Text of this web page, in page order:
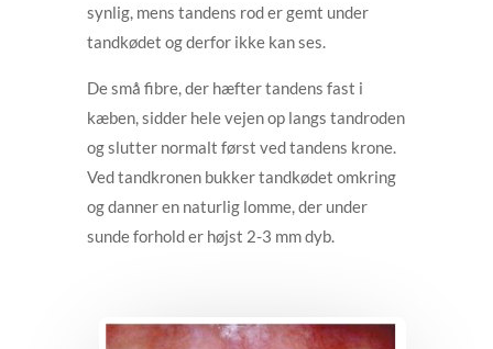
synlig, mens tandens rod er gemt under
tandkødet og derfor ikke kan ses.
De små fibre, der hæfter tandens fast i
kæben, sidder hele vejen op langs tandroden
og slutter normalt først ved tandens krone.
Ved tandkronen bukker tandkødet omkring
og danner en naturlig lomme, der under
sunde forhold er højst 2-3 mm dyb.